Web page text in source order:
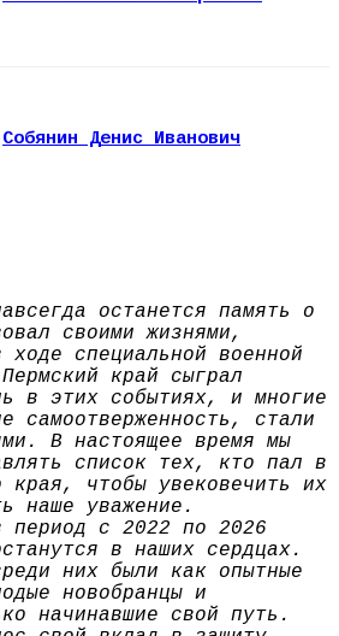
Собянин Денис Иванович
останется память о
своими жизнями,
специальной военной
край сыграл
в этих событиях, и многие
самоотверженность, стали
В настоящее время мы
список тех, кто пал в
края, чтобы увековечить их
наше уважение.
период с 2022 по 2026
в наших сердцах.
них были как опытные
новобранцы и
начинавшие свой путь.